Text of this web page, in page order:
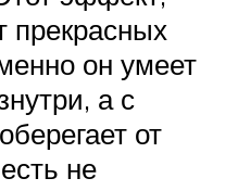
прекрасных
он умеет
а с
от
не